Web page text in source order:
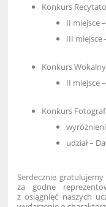
Konkurs
II miejsce
III miejsce
Konkurs Wokalny
II miejsce
Konkurs
udział –
Serdecznie
za godne
z osiągnięć naszych